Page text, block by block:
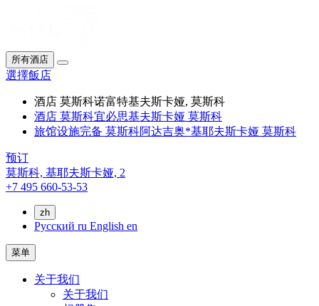
所有酒店
選擇飯店
酒店 莫斯科诺富特基夫斯卡娅, 莫斯科
酒店 莫斯科宜必思基夫斯卡娅 莫斯科
旅馆设施完备 莫斯科阿达吉奥*基耶夫斯卡娅 莫斯科
预订
莫斯科, 基耶夫斯卡娅, 2
+7 495 660-53-53
zh
Русский ru English en
菜单
关于我们
关于我们